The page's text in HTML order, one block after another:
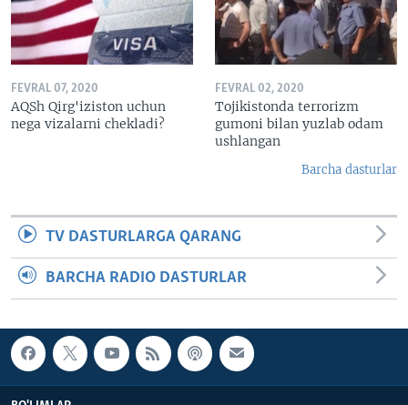
FEVRAL 07, 2020
AQSh Qirg'iziston uchun
nega vizalarni chekladi?
FEVRAL 02, 2020
Tojikistonda terrorizm
gumoni bilan yuzlab odam
ushlangan
Barcha dasturlar
TV DASTURLARGA QARANG
BARCHA RADIO DASTURLAR